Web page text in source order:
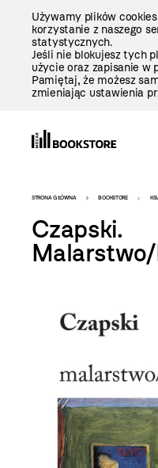
Używamy plików
korzystanie z naszego
statystycznych.
Jeśli nie blokujesz tych
użycie oraz zapisanie w
Pamiętaj, że możesz
zmieniając ustawienia
Bookstore
-
szablon
szczegóły
STRONA GŁÓWNA BOOKSTORE
Czapski.